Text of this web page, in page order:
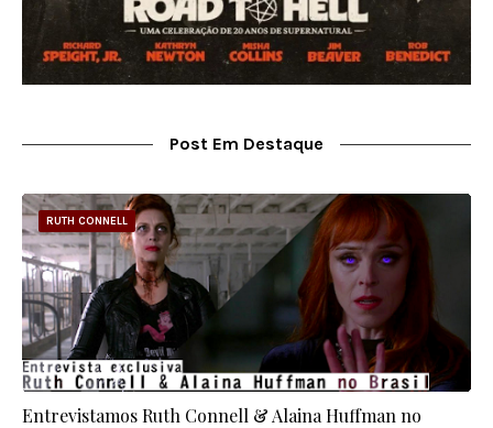
Post Em Destaque
RUTH CONNELL
Entrevistamos Ruth Connell & Alaina Huffman no